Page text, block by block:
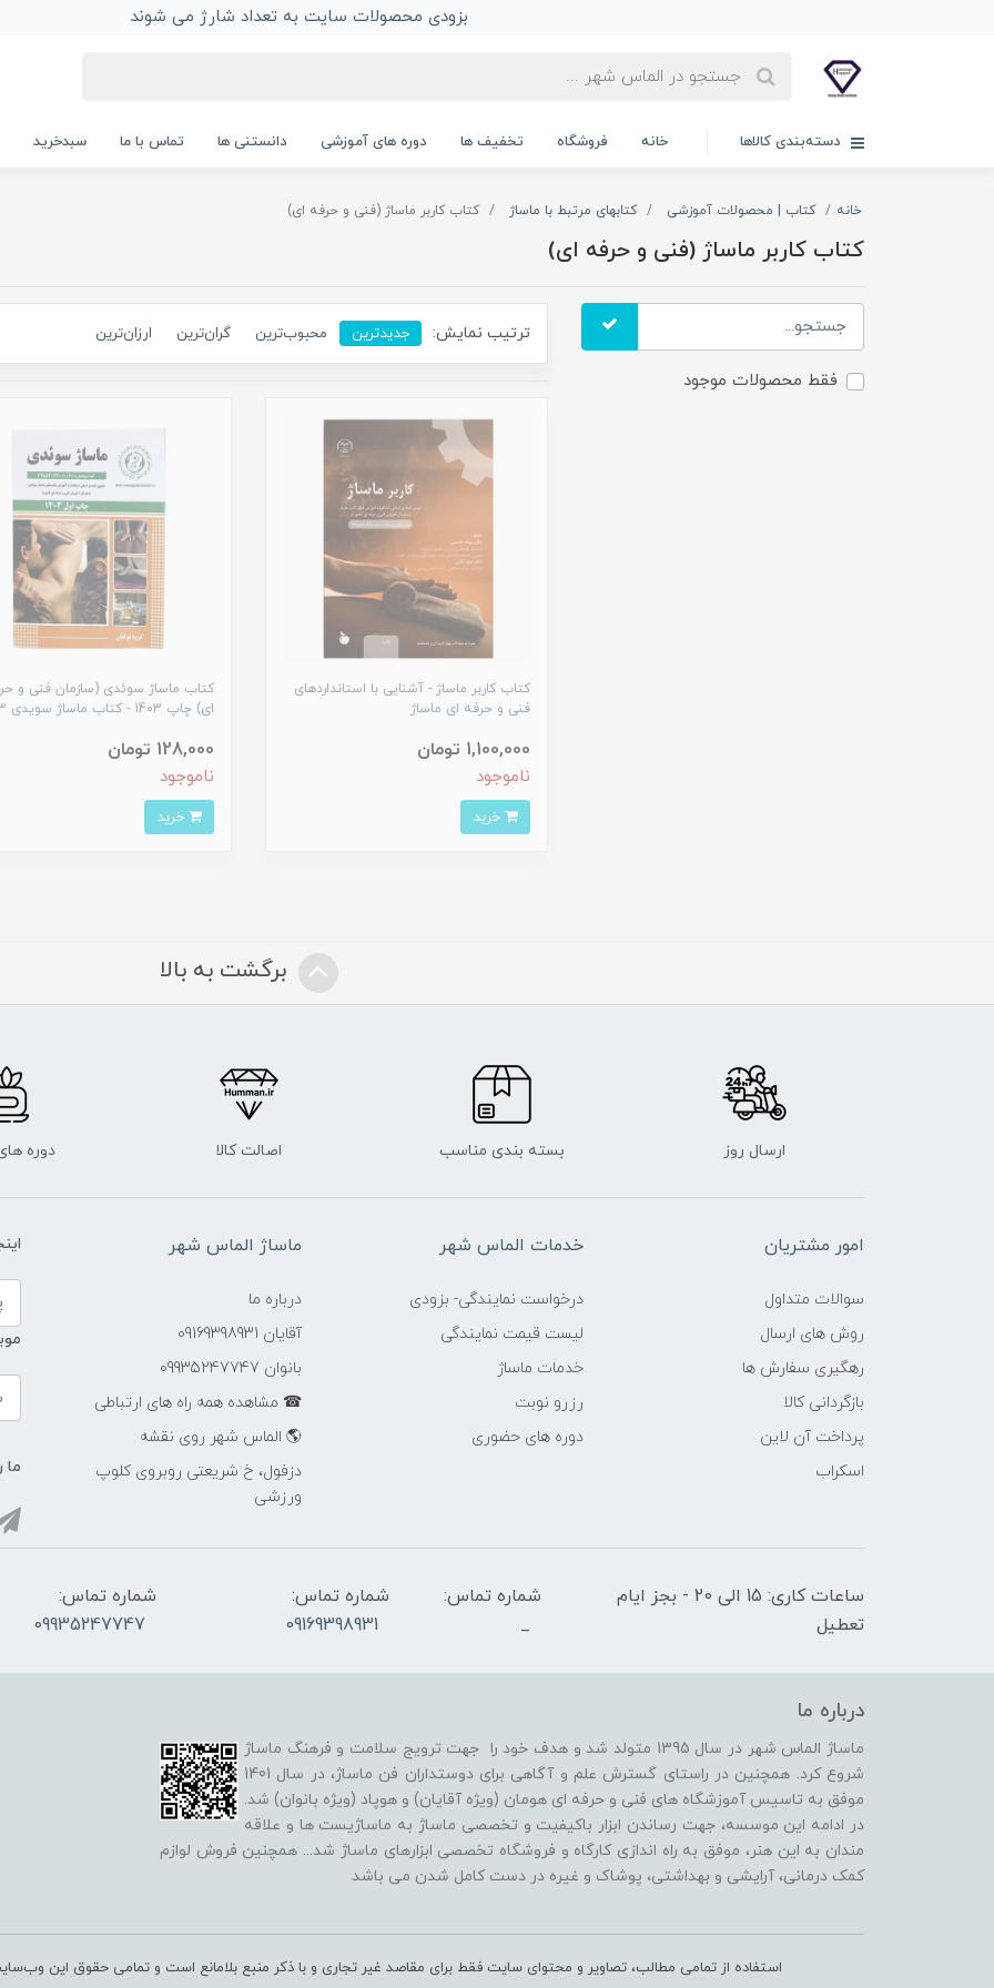
بزودی محصولات سایت به تعداد شارژ می شوند
دسته‌بندی کالاها خانه فروشگاه تخفیف ها دوره های آموزشی دانستنی ها تماس با ما سبدخرید
خانه کتاب | محصولات آموزشی کتابهای مرتبط با ماساژ کتاب کاربر ماساژ (فنی و حرفه ای)
کتاب کاربر ماساژ (فنی و حرفه ای)
فقط محصولات موجود
ترتیب نمایش: جدیدترین محبوب‌ترین گران‌ترین ارزان‌ترین
کتاب کاربر ماساژ - آشنایی با استانداردهاى
فنى و حرفه اى ماساژ
1,100,000 تومان
ناموجود
کتاب ماساژ سوئدی (سازمان فنی و
ای) چاپ 1403 - کتاب ماساژ سویدی 1403
128,000 تومان
ناموجود
خرید
برگشت به بالا
ارسال روز بسته بندی مناسب اصالت کالا دوره
امور مشتریان
سوالات متداول
روش های ارسال
رهگیری سفارش ها
بازگردانی کالا
پرداخت آن لاین
اسکراب
خدمات الماس شهر
درخواست نمایندگی- بزودی
لیست قیمت نمایندگی
خدمات ماساژ
رزرو نوبت
دوره های حضوری
ماساژ الماس شهر
درباره ما
آقایان 09169398931
بانوان 09935247747
☎ مشاهده همه راه های ارتباطی
🌎 الماس شهر روی نقشه
دزفول، خ شریعتی روبروی کلوپ
ورزشی
ما
ساعات کاری: 15 الی 20 - بجز ایام
تعطیل
شماره تماس:
_
شماره تماس:
09169398931
شماره تماس:
09935247747
درباره ما
ماساژ الماس شهر در سال 1395 متولد شد و هدف خود را جهت ترویج سلامت و فرهنگ ماساژ
شروع کرد. همچنین در راستای گسترش علم و آگاهی برای دوستداران فن ماساژ، در سال 1401
موفق به تاسیس آموزشگاه های فنی و حرفه ای هومان (ویژه آقایان) و هوپاد (ویژه بانوان) شد.
در ادامه این موسسه، جهت رساندن ابزار باکیفیت و تخصصی ماساژ به ماساژیست ها و علاقه
مندان به این هنر، موفق به راه اندازی کارگاه و فروشگاه تخصصی ابزارهای ماساژ شد... همچنین فروش لوازم
کمک درمانی، آرایشی و بهداشتی، پوشاک و غیره در دست کامل شدن می باشد
استفاده از تمامی مطالب، تصاویر و محتوای سایت فقط برای مقاصد غیر تجاری و با ذکر منبع بلامانع است و تمامی حقوق این